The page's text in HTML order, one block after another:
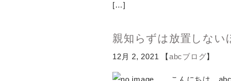
[…]
親知らずは放置しない
12月 2, 2021 【abcブログ】
こんにちは、